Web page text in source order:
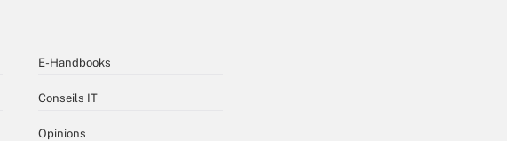
E-Handbooks
Conseils IT
Opinions